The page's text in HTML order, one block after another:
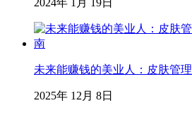
2024年 1月 19日
未来能赚钱的美业人：皮肤管
2025年 12月 8日